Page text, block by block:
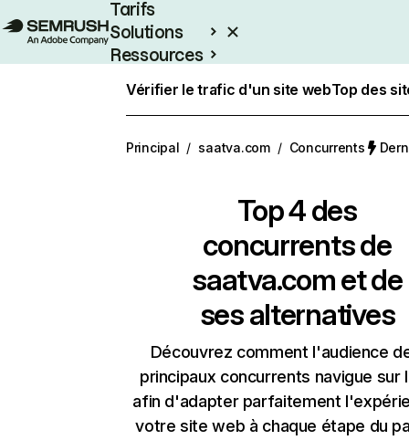
Tarifs
Solutions
Ressources
Vérifier le trafic d'un site webTop des
Principal / saatva.com / Concurrents
Top 4 des
concurrents de
saatva.com et de
ses alternatives
Découvrez comment l'audience
principaux concurrents navigue sur
afin d'adapter parfaitement
votre site web à chaque étape du